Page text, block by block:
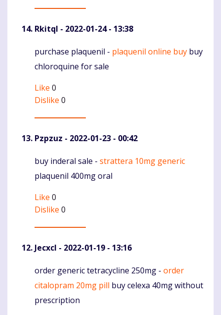
Rkitql - 2022-01-24 - 13:38
Komentaras
purchase plaquenil - plaquenil online buy buy
chloroquine for sale
Like 0
Dislike 0
Pzpzuz - 2022-01-23 - 00:42
Komentaras
buy inderal sale - strattera 10mg generic
plaquenil 400mg oral
Like 0
Dislike 0
Jecxcl - 2022-01-19 - 13:16
Komentaras
order generic tetracycline 250mg - order
citalopram 20mg pill buy celexa 40mg without
prescription